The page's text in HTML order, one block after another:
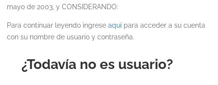
mayo de 2003, y CONSIDERANDO:
Para continuar leyendo ingrese aquípara acceder a su cuenta
con su nombre de usuario y contraseña.
¿Todavía no es usuario?